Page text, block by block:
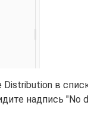
Distribution в
надпись "No